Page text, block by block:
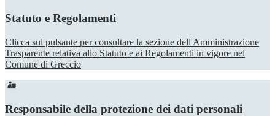
Statuto e Regolamenti
Clicca sul pulsante per consultare la sezione dell'Amministrazione
Trasparente relativa allo Statuto e ai Regolamenti in vigore nel
Comune di Greccio
Responsabile della protezione dei dati personali